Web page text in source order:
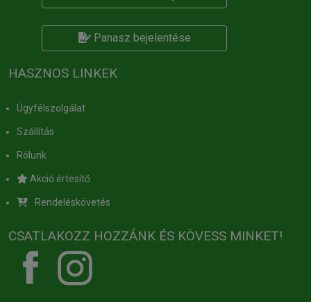
Panasz bejelentése
HASZNOS LINKEK
Ügyfélszolgálat
Szállítás
Rólunk
Akció értesítő
Rendeléskövetés
CSATLAKOZZ HOZZÁNK ÉS KÖVESS MINKET!